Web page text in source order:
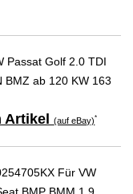
Passat Golf 2.0 TDI
BMZ ab 120 KW 163
Artikel(auf eBay)*
Für VW